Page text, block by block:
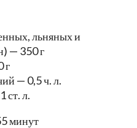
льняных и
— 350 г
г
— 0,5 ч. л.
ст. л.
минут